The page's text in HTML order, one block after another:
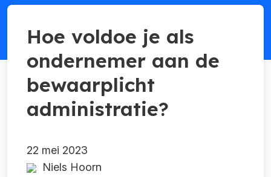
Hoe voldoe je als
ondernemer aan de
bewaarplicht
administratie?
22 mei 2023
Niels Hoorn